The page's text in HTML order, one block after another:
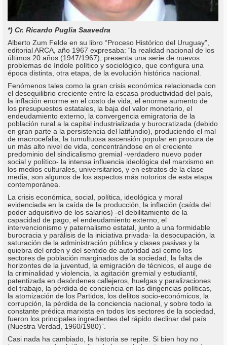
*) Cr. Ricardo Puglia Saavedra
Alberto Zum Felde en su libro “Proceso Histórico del Uruguay”,
editorial ARCA, año 1967 expresaba: “la realidad nacional de los
últimos 20 años (1947/1967), presenta una serie de nuevos
problemas de índole político y sociológico, que configura una
época distinta, otra etapa, de la evolución histórica nacional.
Fenómenos tales como la gran crisis económica relacionada con
el desequilibrio creciente entre la escasa productividad del país,
la inflación enorme en el costo de vida, el enorme aumento de
los presupuestos estatales, la baja del valor monetario, el
endeudamiento externo, la convergencia emigratoria de la
población rural a la capital industrializada y burocratizada (debido
en gran parte a la persistencia del latifundio), produciendo el mal
de macrocefalia, la tumultuosa ascensión popular en procura de
un más alto nivel de vida, concentrándose en el creciente
predominio del sindicalismo gremial -verdadero nuevo poder
social y político- la intensa influencia ideológica del marxismo en
los medios culturales, universitarios, y en estratos de la clase
media, son algunos de los aspectos más notorios de esta etapa
contemporánea.
La crisis económica, social, política, ideológica y moral
evidenciada en la caída de la producción, la inflación (caída del
poder adquisitivo de los salarios) -el debilitamiento de la
capacidad de pago, el endeudamiento externo, el
intervencionismo y paternalismo estatal, junto a una formidable
burocracia y parálisis de la iniciativa privada- la desocupación, la
saturación de la administración pública y clases pasivas y la
quiebra del orden y del sentido de autoridad así como los
sectores de población marginados de la sociedad, la falta de
horizontes de la juventud, la emigración de técnicos, el auge de
la criminalidad y violencia, la agitación gremial y estudiantil,
patentizada en desórdenes callejeros, huelgas y paralizaciones
del trabajo, la pérdida de conciencia en las dirigencias políticas,
la atomización de los Partidos, los delitos socio-económicos, la
corrupción, la pérdida de la conciencia nacional, y sobre todo la
constante prédica marxista en todos los sectores de la sociedad,
fueron los principales ingredientes del rápido declinar del país
(Nuestra Verdad, 1960/1980)”.
Casi nada ha cambiado, la historia se repite. Si bien hoy no